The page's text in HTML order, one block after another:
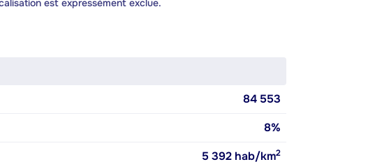
est expressément exclue.
84 553
8%
5 392 hab/km2